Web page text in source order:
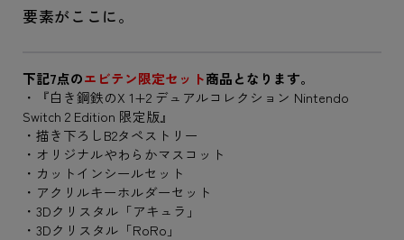
要素がここに。
下記7点のエビテン限定セット商品となります。
・『白き鋼鉄のX 1+2 デュアルコレクション Nintendo
Switch 2 Edition 限定版』
・描き下ろしB2タペストリー
・オリジナルやわらかマスコット
・カットインシールセット
・アクリルキーホルダーセット
・3Dクリスタル「アキュラ」
・3Dクリスタル「RoRo」